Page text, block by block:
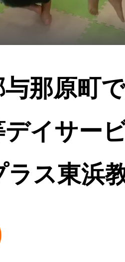
那原町
イサー
ス東浜